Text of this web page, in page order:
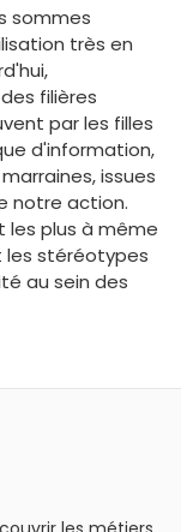
sommes
très en
filières
par les filles
d'information,
issues
notre action.
les plus à même
les stéréotypes
au sein des